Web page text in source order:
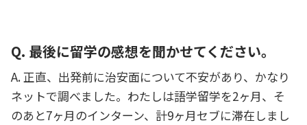
Q. 最後に留学の感想を聞かせてください。
A. 正直、出発前に治安面について不安があり、かなり
ネットで調べました。わたしは語学留学を2ヶ月、そ
のあと7ヶ月のインターン、計9ヶ月セブに滞在しまし